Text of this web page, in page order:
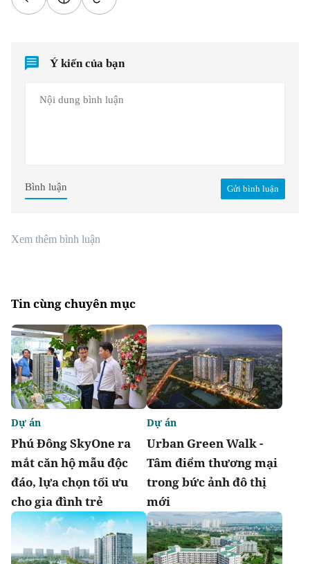
Ý kiến của bạn
Gửi bình luận
Bình luận
Xem thêm bình luận
Tin cùng chuyên mục
Phú Đông SkyOne ra
mắt căn hộ mẫu độc
đáo, lựa chọn tối ưu
cho gia đình trẻ
Dự án
Urban Green Walk -
Tâm điểm thương mại
trong bức ảnh đô thị
mới
Dự án